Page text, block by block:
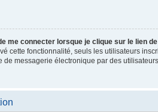
me connecter lorsque je clique sur le lien
cette fonctionnalité, seuls les utilisateurs
de messagerie électronique par des